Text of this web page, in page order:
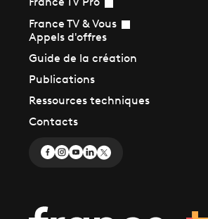
France TV Pro
France TV & Vous
Appels d'offres
Guide de la création
Publications
Ressources techniques
Contacts